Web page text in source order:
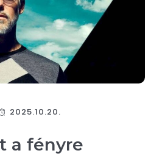
2025.10.20.
a fényre